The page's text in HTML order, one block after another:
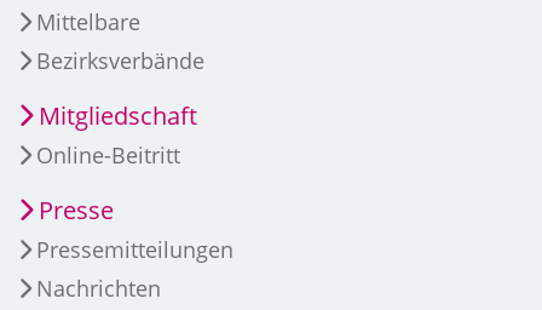
Mittelbare
Bezirksverbände
Mitgliedschaft
Online-Beitritt
Presse
Pressemitteilungen
Nachrichten